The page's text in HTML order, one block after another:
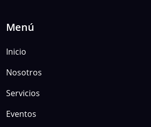
Menú
Inicio
Nosotros
Servicios
Eventos